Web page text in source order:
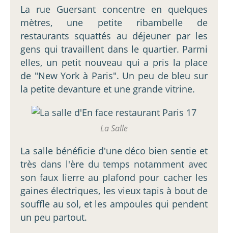
La rue Guersant concentre en quelques
mètres, une petite ribambelle de
restaurants squattés au déjeuner par les
gens qui travaillent dans le quartier. Parmi
elles, un petit nouveau qui a pris la place
de "New York à Paris". Un peu de bleu sur
la petite devanture et une grande vitrine.
La Salle
La salle bénéficie d'une déco bien sentie et
très dans l'ère du temps notamment avec
son faux lierre au plafond pour cacher les
gaines électriques, les vieux tapis à bout de
souffle au sol, et les ampoules qui pendent
un peu partout.